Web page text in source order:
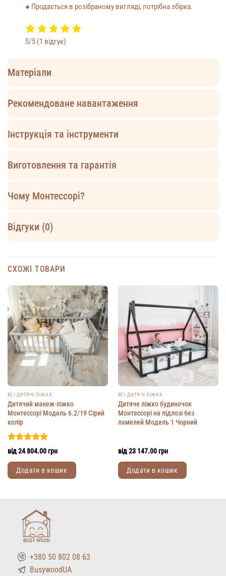
● Продається в розібраному вигляді, потрібна збірка.
5/5 (1 відгук)
Матеріали
Рекомендоване навантаження
Інструкція та інструменти
Виготовлення та гарантія
Чому Монтессорі?
Відгуки (0)
СХОЖІ ТОВАРИ
ВСІ ДИТЯЧІ ЛІЖКА
Дитячий манеж-ліжко
Монтессорі Модель 6.2/19 Сірий
колір
Оцінено в
5.00
від24 804.00грн
Додати в кошик
кілька
варіантів.
Параметри
вибрати
ВСІ ДИТЯЧІ ЛІЖКА
Дитяче ліжко будиночок
Монтессорі на підлозі без
ламелей Модель 1 Чорний
від23 147.00грн
Додати в кошик
+380 50 802 08 63
BusywoodUA